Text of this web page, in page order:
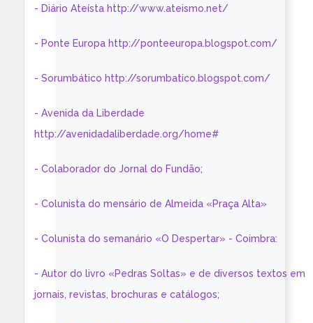
- Diário Ateísta http://www.ateismo.net/
- Ponte Europa http://ponteeuropa.blogspot.com/
- Sorumbático http://sorumbatico.blogspot.com/
- Avenida da Liberdade
http://avenidadaliberdade.org/home#
- Colaborador do Jornal do Fundão;
- Colunista do mensário de Almeida «Praça Alta»
- Colunista do semanário «O Despertar» - Coimbra:
- Autor do livro «Pedras Soltas» e de diversos textos em
jornais, revistas, brochuras e catálogos;